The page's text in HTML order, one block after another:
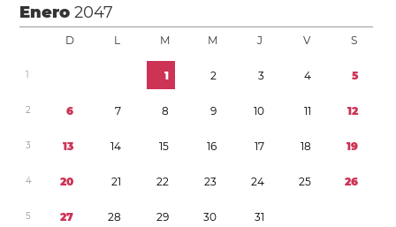
Enero2047
D L M M J V S
1 1 2 3 4 5
2 6 7 8 9 10 11 12
3 13 14 15 16 17 18 19
4 20 21 22 23 24 25 26
5 27 28 29 30 31